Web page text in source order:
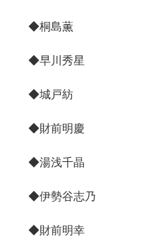
◆桐島薫
◆早川秀星
◆城戸紡
◆財前明慶
◆湯浅千晶
◆伊勢谷志乃
◆財前明幸